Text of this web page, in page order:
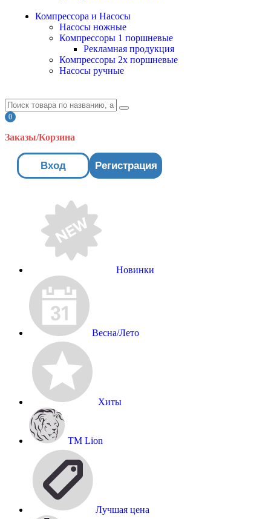
Компрессора и Насосы
Насосы ножные
Компрессоры 1 поршневые
Рекламная продукция
Компрессоры 2х поршневые
Насосы ручные
0
Заказы/Корзина
Вход Регистрация
Новинки
Весна/Лето
Хиты
TM Lion
Лучшая цена